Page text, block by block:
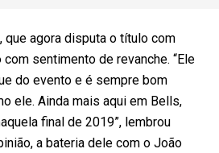
que agora disputa o título com
sentimento de revanche. “Ele
do evento e é sempre bom
ele. Ainda mais aqui em Bells,
final de 2019”, lembrou
a bateria dele com o João